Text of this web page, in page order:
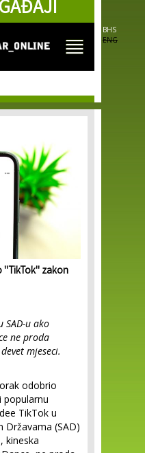
BHS
ENG
''TikTok'' zakon
SAD-u ako
ne proda
mjeseci.
odobrio
popularnu
TikTok u
Državama (SAD)
kineska